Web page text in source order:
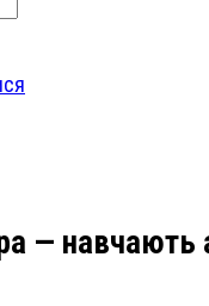
— навчають